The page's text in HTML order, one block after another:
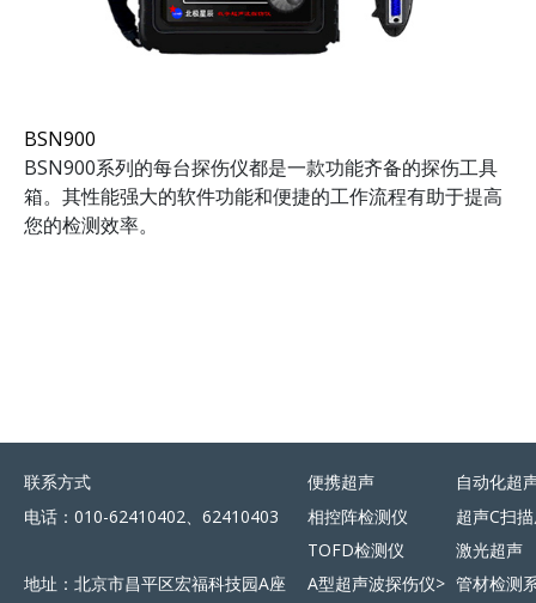
BSN900
BSN900系列的每台探伤仪都是一款功能齐备的探伤工具
箱。其性能强大的软件功能和便捷的工作流程有助于提高
您的检测效率。
联系方式 便携超声 自动化超
电话：010-62410402、62410403
地址：北京市昌平区宏福科技园A座
相控阵检测仪
TOFD检测仪
A型超声波探伤仪>
超声C扫
激光超声
管材检测